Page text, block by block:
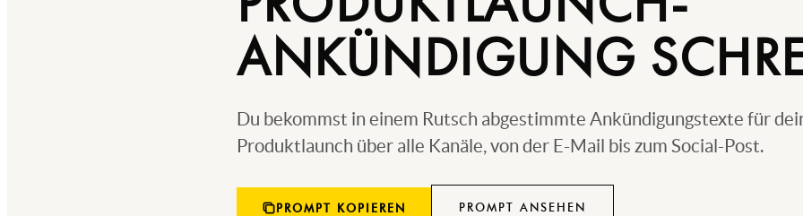
ANKÜNDIGUNG
Du bekommst in einem Rutsch abgestimmte Ankündigungstexte für
Produktlaunch über alle Kanäle, von der E-Mail bis zum Social-Post.
PROMPT KOPIEREN PROMPT ANSEHEN